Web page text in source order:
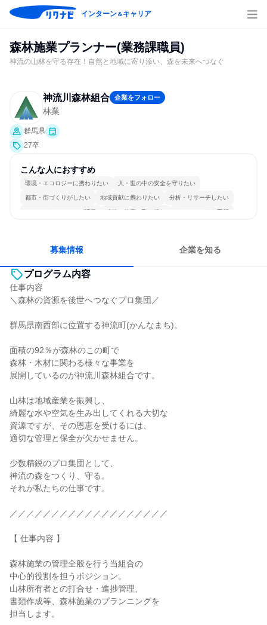
インターン＆キャリア
森林施業プランナー(業務課職員)
神流の山林を守る存在！自然と地域に寄り添い、森を未来へつなぐ
神流川森林組合 企業をフォロー
林業
群馬県
27卒
こんな人におすすめ
環境・エコロジーに携わりたい 人・世の中の安全を守りたい
都市・街づくりがしたい 地域貢献に携わりたい 分析・リサーチしたい
コミュニケーションが活発 冷静に仕事に取り組む チームワークを重視
募集情報 企業を知る
プログラム内容
仕事内容
＼森林の資源を後世へつなぐプロ集団／
群馬県南西部に位置する神流町(かんなまち)。
面積の92％が森林のこの町で
森林・木材に関わる様々な事業を
展開しているのが神流川森林組合です。
山林は地域産業を振興し、
綺麗な水や空気を生み出してくれる大切な
資源ですが、その恩恵を受けるには、
適切な管理と保全が欠かせません。
少数精鋭のプロ集団として、
神流の森をつくり、守る。
それが私たちの仕事です。
／／／／／／／／／／／／／／／／／／／
【 仕事内容 】
森林施業の管理全般を行う当組合の
中心的役割を担うポジション。
山林所有者との打合せ・進捗管理、
書類作成等、森林施業のプランニングを
担当します。